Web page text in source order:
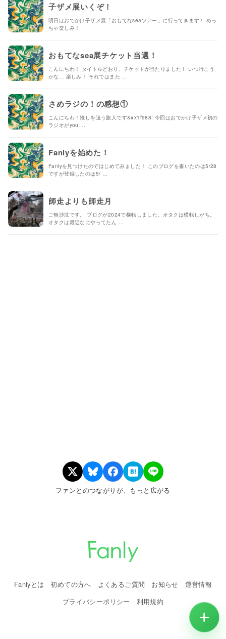
子ザメ展いくぞ！
明日はおでかけ子ザメ展「おもてなseaツアー」に行ってきます！ めっ
ちゃ楽しみ！
おもてなsea展チケット当選！
こんにちわ！ タイトルどおり、チケットが当たりました！ いつ行こう
かな… 楽しみ！ それではまた …
さめラジの！の感想①
こんにちわ！推しを追う旅人です&#x1f988; 今回はおでかけ子ザメ初の
ラジオがyou …
Fanlyを始めた！
Fanlyを見つけたのではじめてみました！ このブログを書いたのは5/28
ですが登録したのは5/ …
師走よりも師走月
ご無沙汰です。 ブログが2024で横転しました。オタクは横転しがち。
オタクは最近なにやってたん …
ファンとのつながりが、もっと広がる
Fanlyとは 初めての方へ よくあるご質問 お知らせ
運営情報
プライバシーポリシー
利用規約